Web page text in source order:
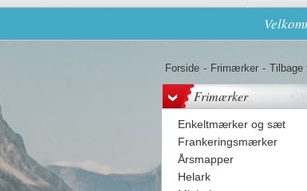
Forside - Frimærker - Tilbage
Frimærker
Enkeltmærker og sæt
Frankeringsmærker
Årsmapper
Helark